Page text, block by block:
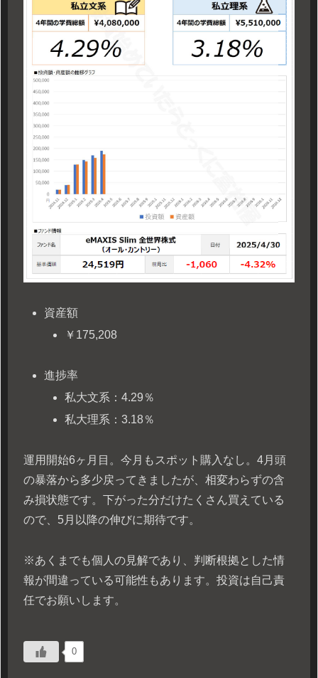
資産額
￥175,208
進捗率
私大文系：4.29％
私大理系：3.18％
運用開始6ヶ月目。今月もスポット購入なし。4月頭
の暴落から多少戻ってきましたが、相変わらずの含
み損状態です。下がった分だけたくさん買えている
ので、5月以降の伸びに期待です。
※あくまでも個人の見解であり、判断根拠とした情
報が間違っている可能性もあります。投資は自己責
任でお願いします。
0